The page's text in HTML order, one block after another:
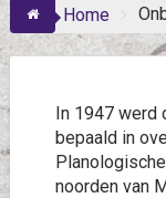
Home
In 1947 werd
bepaald in
noorden van